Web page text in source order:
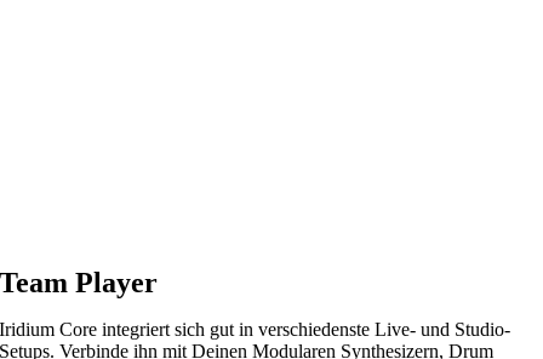
Team Player
Iridium Core integriert sich gut in verschiedenste Live- und Studio-
Setups. Verbinde ihn mit Deinen Modularen Synthesizern, Drum